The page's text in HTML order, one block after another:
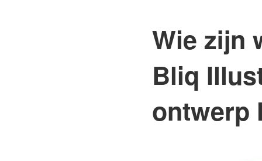
Wie zijn
Bliq
ontwerp